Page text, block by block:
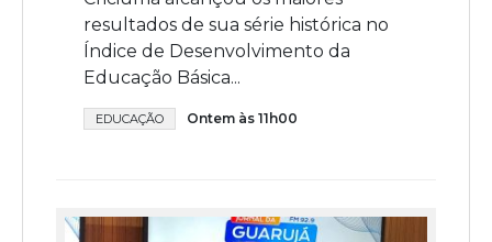
resultados de sua série histórica no
Índice de Desenvolvimento da
Educação Básica...
EDUCAÇÃO Ontem às 11h00